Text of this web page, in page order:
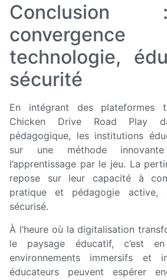
technologie,
sécurité
En intégrant des plateformes
Chicken Drive Road Play
pédagogique, les institutions
sur une méthode
l’apprentissage par le jeu. La
repose sur leur capacité à
pratique et pédagogie active,
sécurisé.
À l’heure où la digitalisation
le paysage éducatif, c’est
environnements immersifs et
éducateurs peuvent espérer